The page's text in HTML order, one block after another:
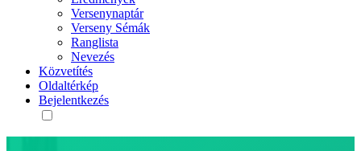
Versenynaptár
Verseny Sémák
Ranglista
Nevezés
Közvetítés
Oldaltérkép
Bejelentkezés